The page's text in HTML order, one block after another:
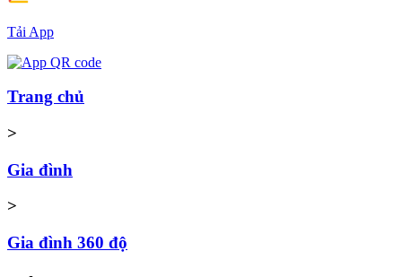
Tải App
Trang chủ
>
Gia đình
>
Gia đình 360 độ